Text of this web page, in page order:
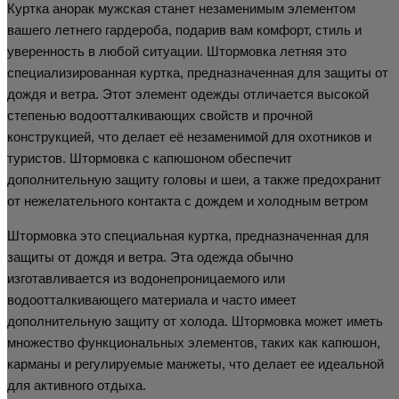
Куртка анорак мужская станет незаменимым элементом
вашего летнего гардероба, подарив вам комфорт, стиль и
уверенность в любой ситуации. Штормовка летняя это
специализированная куртка, предназначенная для защиты от
дождя и ветра. Этот элемент одежды отличается высокой
степенью водоотталкивающих свойств и прочной
конструкцией, что делает её незаменимой для охотников и
туристов. Штормовка с капюшоном обеспечит
дополнительную защиту головы и шеи, а также предохранит
от нежелательного контакта с дождем и холодным ветром
Штормовка это специальная куртка, предназначенная для
защиты от дождя и ветра. Эта одежда обычно
изготавливается из водонепроницаемого или
водоотталкивающего материала и часто имеет
дополнительную защиту от холода. Штормовка может иметь
множество функциональных элементов, таких как капюшон,
карманы и регулируемые манжеты, что делает ее идеальной
для активного отдыха.